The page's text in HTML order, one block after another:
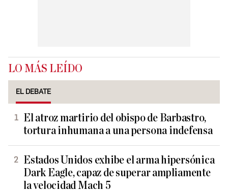
LO MÁS LEÍDO
EL DEBATE
El atroz martirio del obispo de Barbastro,
tortura inhumana a una persona indefensa
Estados Unidos exhibe el arma hipersónica
Dark Eagle, capaz de superar ampliamente
la velocidad Mach 5